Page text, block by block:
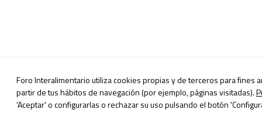
Foro Interalimentario utiliza cookies propias y de terceros para fines
partir de tus hábitos de navegación (por ejemplo, páginas visitadas).
'Aceptar' o configurarlas o rechazar su uso pulsando el botón